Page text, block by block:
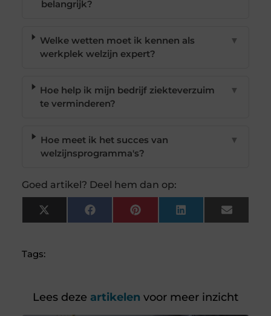
belangrijk?
Welke wetten moet ik kennen als
werkplek welzijn expert?
▼
Hoe help ik mijn bedrijf ziekteverzuim
te verminderen?
▼
Hoe meet ik het succes van
welzijnsprogramma's?
▼
Goed artikel? Deel hem dan op:
X
(Twitter)
FacebookPinterest LinkedIn Email
Tags:
Lees deze artikelen voor meer inzicht